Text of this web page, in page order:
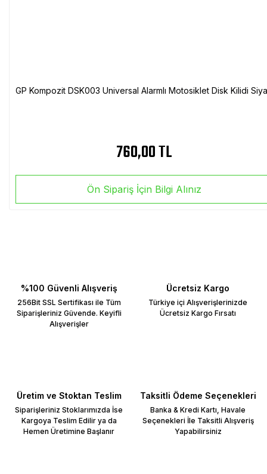
GP Kompozit DSK003 Universal Alarmlı Motosiklet Disk Kilidi
760,00 TL
Ön Sipariş İçin Bilgi Alınız
%100 Güvenli Alışveriş
256Bit SSL Sertifikası ile Tüm
Siparişleriniz Güvende. Keyifli
Alışverişler
Ücretsiz Kargo
Türkiye içi Alışverişlerinizde
Ücretsiz Kargo Fırsatı
Üretim ve Stoktan Teslim
Siparişleriniz Stoklarımızda İse
Kargoya Teslim Edilir ya da
Hemen Üretimine Başlanır
Taksitli Ödeme Seçenekleri
Banka & Kredi Kartı, Havale
Seçenekleri İle Taksitli Alışveriş
Yapabilirsiniz